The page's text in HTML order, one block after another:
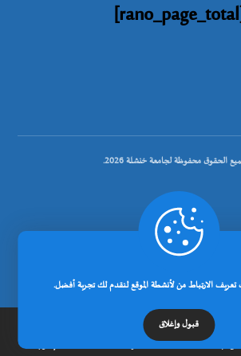
الحقوق محفوظة لجامعة خنشلة 2026.
.
عن الجامعة مدونة إتصل بنا
الارتباط من لأنشطة الموقع لنقدم لك تجربة أفضل.
قبول وإغلاق